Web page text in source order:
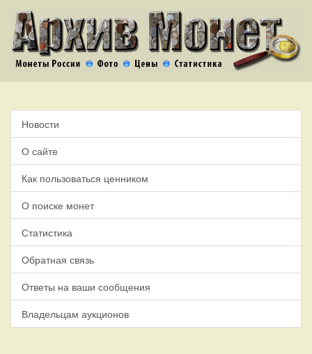
Новости
О сайте
Как пользоваться ценником
О поиске монет
Статистика
Обратная связь
Ответы на ваши сообщения
Владельцам аукционов